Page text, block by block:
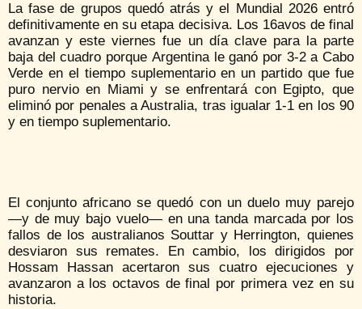
La fase de grupos quedó atrás y el Mundial 2026 entró
definitivamente en su etapa decisiva. Los 16avos de final
avanzan y este viernes fue un día clave para la parte
baja del cuadro porque Argentina le ganó por 3-2 a Cabo
Verde en el tiempo suplementario en un partido que fue
puro nervio en Miami y se enfrentará con Egipto, que
eliminó por penales a Australia, tras igualar 1-1 en los 90
y en tiempo suplementario.
El conjunto africano se quedó con un duelo muy parejo
—y de muy bajo vuelo— en una tanda marcada por los
fallos de los australianos Souttar y Herrington, quienes
desviaron sus remates. En cambio, los dirigidos por
Hossam Hassan acertaron sus cuatro ejecuciones y
avanzaron a los octavos de final por primera vez en su
historia.